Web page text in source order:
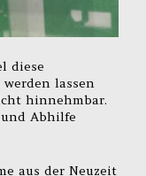
diese
lassen
hinnehmbar.
Abhilfe
aus der Neuzeit